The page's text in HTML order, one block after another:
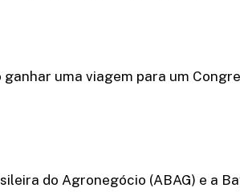
uma viagem para um
do Agronegócio (ABAG) e a